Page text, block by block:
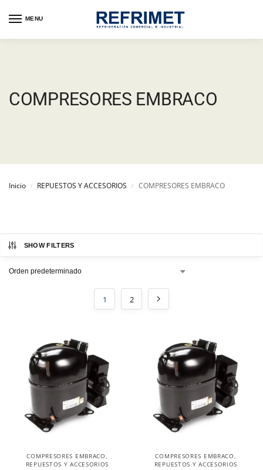
MENU
COMPRESORES EMBRACO
Inicio / REPUESTOS Y ACCESORIOS / COMPRESORES EMBRACO
SHOW FILTERS
1 2
COMPRESORES EMBRACO,
REPUESTOS Y ACCESORIOS
COMPRESORES EMBRACO,
REPUESTOS Y ACCESORIOS